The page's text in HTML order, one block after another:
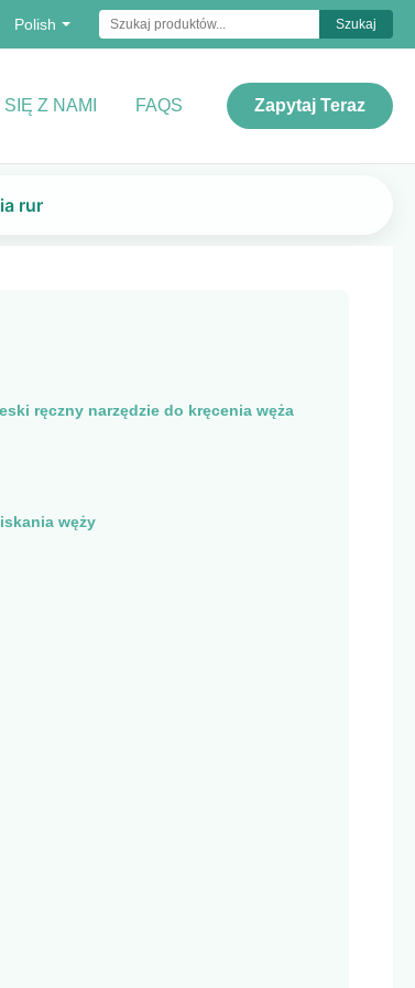
Polish Szukaj
Z NAMI FAQS Zapytaj Teraz
rur
ręczny narzędzie do kręcenia węża
węży